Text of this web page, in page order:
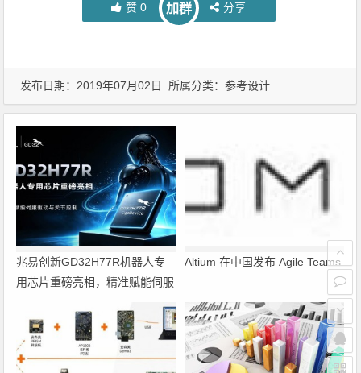
赞 0 加群 分享
发布日期：2019年07月02日 所属分类：参考设计
兆易创新GD32H77R机器人专
用芯片重磅亮相，精准赋能伺服
Altium 在中国发布 Agile Teams